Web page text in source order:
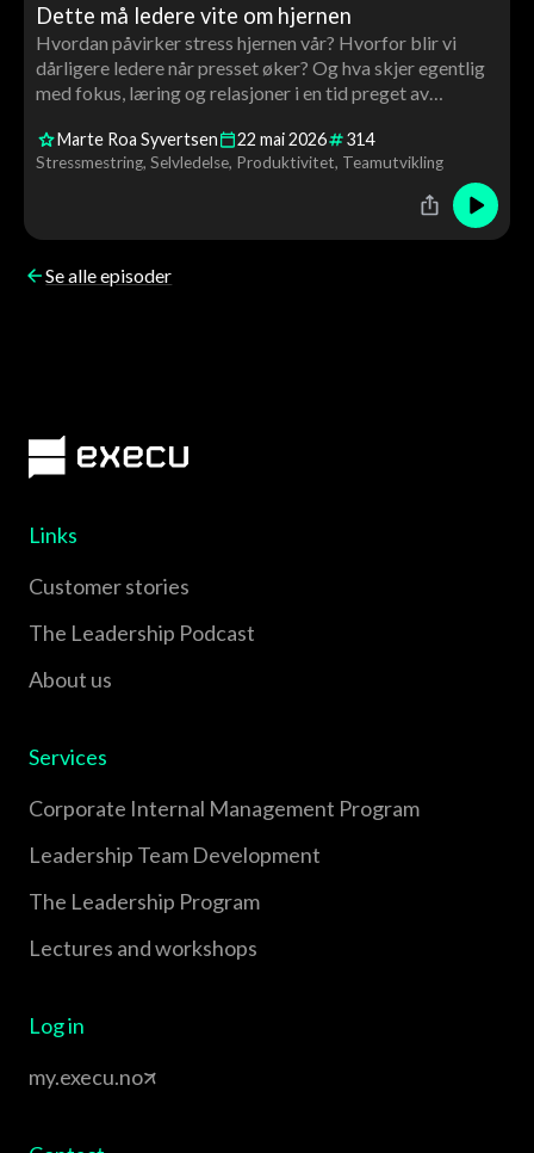
Dette må ledere vite om hjernen
Hvordan påvirker stress hjernen vår? Hvorfor blir vi
dårligere ledere når presset øker? Og hva skjer egentlig
med fokus, læring og relasjoner i en tid preget av
Tor Åge nevrolog og hjerneforsker Marte Roa Syvertsen
til en samtale om hjernen, ledelse og menneskelig
Marte Roa Syvertsen 22 mai2026 314
Stressmestring Selvledelse Produktivitet Teamutvikling
Se alle episoder
Links
Customer stories
The Leadership Podcast
About us
Services
Corporate Internal Management Program
Leadership Team Development
The Leadership Program
Lectures and workshops
Log in
my.execu.no